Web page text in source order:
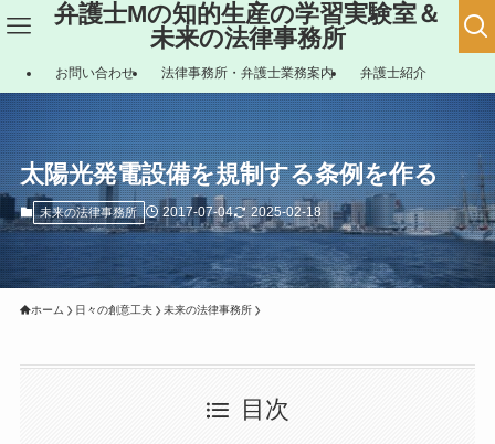
弁護士Mの知的生産の学習実験室＆
未来の法律事務所
お問い合わせ 法律事務所・弁護士業務案内 弁護士紹介
太陽光発電設備を規制する条例を作る
未来の法律事務所 2017-07-04 2025-02-18
ホーム 日々の創意工夫 未来の法律事務所
目次